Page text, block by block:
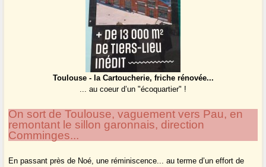
Toulouse - la Cartoucherie, friche rénovée...
... au coeur d’un "écoquartier" !
On sort de Toulouse, vaguement vers Pau, en
remontant le sillon garonnais, direction
Comminges...
En passant près de Noé, une réminiscence... au terme d’un effort de